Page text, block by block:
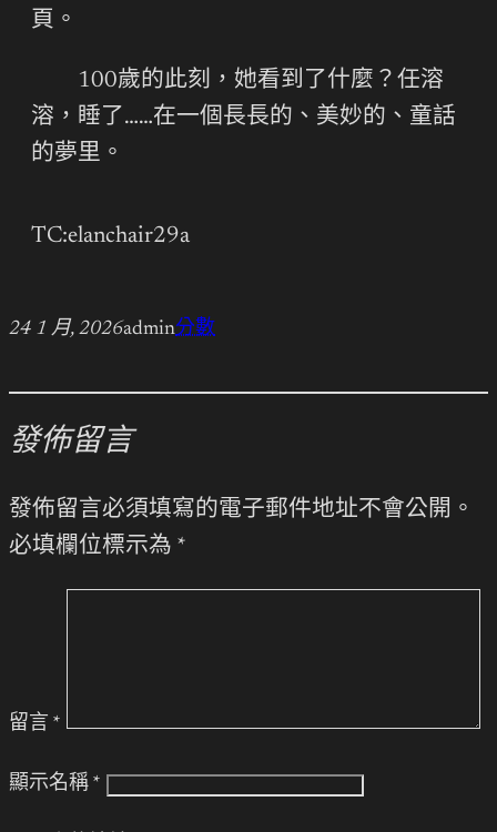
頁。
100歲的此刻，她看到了什麼？任溶
溶，睡了……在一個長長的、美妙的、童話
的夢里。
TC:elanchair29a
24 1 月, 2026admin分數
發佈留言
發佈留言必須填寫的電子郵件地址不會公開。
必填欄位標示為 *
留言 *
顯示名稱 *